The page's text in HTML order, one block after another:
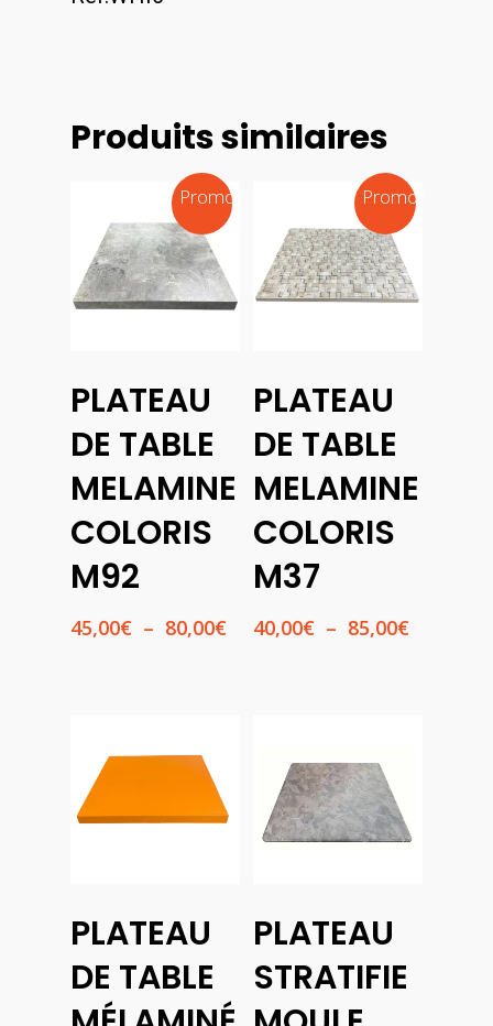
Produits similaires
Promo !
Des
Options
PLATEAU
DE TABLE
MELAMINE
COLORIS
M92
45,00€ – 80,00€Plage
Promo !
Des
Options
PLATEAU
DE TABLE
MELAMINE
COLORIS
M37
40,00€ – 85,00€Plage
Des
Options
PLATEAU
DE TABLE
Ajouter
Au
Panier
PLATEAU
STRATIFIE